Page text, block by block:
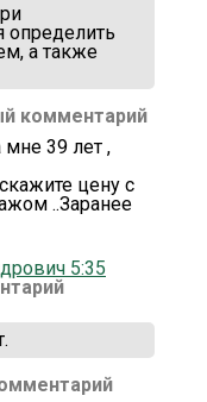
определить
а также
комментарий
39 лет ,
цену с
..Заранее
5:35